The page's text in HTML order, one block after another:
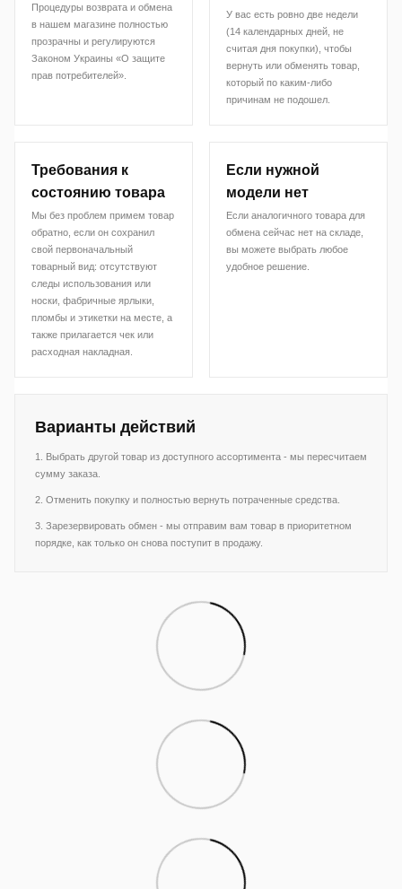
Процедуры возврата и обмена
в нашем магазине полностью
прозрачны и регулируются
Законом Украины «О защите
прав потребителей».
У вас есть ровно две недели
(14 календарных дней, не
считая дня покупки), чтобы
вернуть или обменять товар,
который по каким-либо
причинам не подошел.
Требования к
состоянию товара
Мы без проблем примем товар
обратно, если он сохранил
свой первоначальный
товарный вид: отсутствуют
следы использования или
носки, фабричные ярлыки,
пломбы и этикетки на месте, а
также прилагается чек или
расходная накладная.
Если нужной
модели нет
Если аналогичного товара для
обмена сейчас нет на складе,
вы можете выбрать любое
удобное решение.
Варианты действий
1. Выбрать другой товар из доступного ассортимента - мы пересчитаем
сумму заказа.
2. Отменить покупку и полностью вернуть потраченные средства.
3. Зарезервировать обмен - мы отправим вам товар в приоритетном
порядке, как только он снова поступит в продажу.